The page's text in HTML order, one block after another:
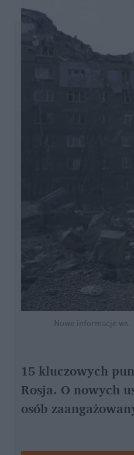
Nowe informacje
15 kluczowych
Rosja. O nowych
osób